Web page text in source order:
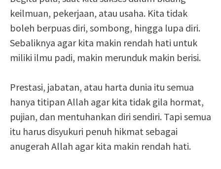
keilmuan, pekerjaan, atau usaha. Kita tidak
boleh berpuas diri, sombong, hingga lupa diri.
Sebaliknya agar kita makin rendah hati untuk
miliki ilmu padi, makin merunduk makin berisi.
Prestasi, jabatan, atau harta dunia itu semua
hanya titipan Allah agar kita tidak gila hormat,
pujian, dan mentuhankan diri sendiri. Tapi semua
itu harus disyukuri penuh hikmat sebagai
anugerah Allah agar kita makin rendah hati.